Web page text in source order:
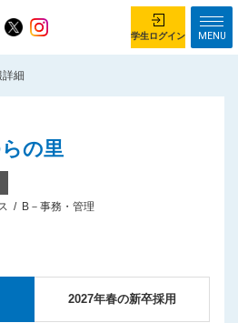
企業を探す
はじめて利用する方へ
学生ログイン MENU
細
の里
B－事務・管理
2027年春の新卒採用